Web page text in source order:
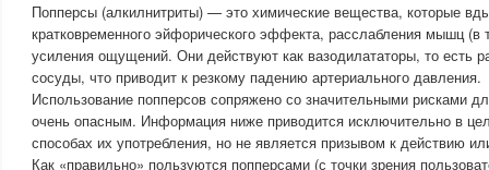
Попперсы (алкилнитриты) — это химические вещества, которые
кратковременного эйфорического эффекта, расслабления мышц (в
усиления ощущений. Они действуют как вазодилататоры, то есть
сосуды, что приводит к резкому падению артериального давления.
Использование попперсов сопряжено со значительными рисками
очень опасным. Информация ниже приводится исключительно в
способах их употребления, но не является призывом к действию
Как «правильно» пользуются попперсами (с точки зрения